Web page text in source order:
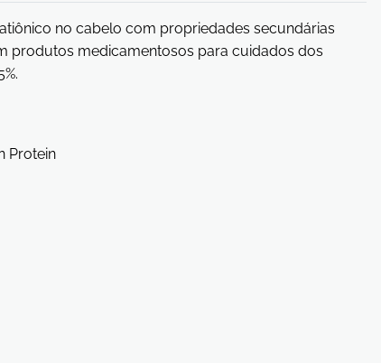
no cabelo com propriedades secundárias
produtos medicamentosos para cuidados dos
Protein